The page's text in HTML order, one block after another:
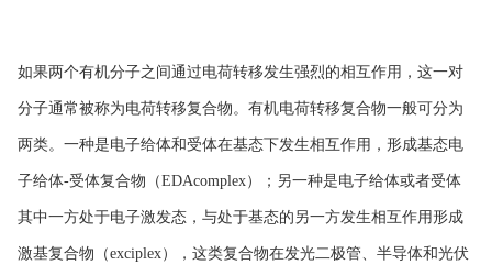
如果两个有机分子之间通过电荷转移发生强烈的相互作用，这一对
分子通常被称为电荷转移复合物。有机电荷转移复合物一般可分为
两类。一种是电子给体和受体在基态下发生相互作用，形成基态电
子给体-受体复合物（EDAcomplex）；另一种是电子给体或者受体
其中一方处于电子激发态，与处于基态的另一方发生相互作用形成
激基复合物（exciplex），这类复合物在发光二极管、半导体和光伏